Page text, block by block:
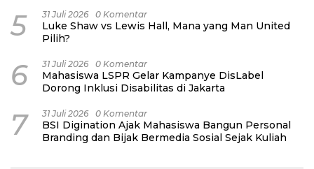
5 31 Juli 2026 0 Komentar
Luke Shaw vs Lewis Hall, Mana yang Man United
Pilih?
6 31 Juli 2026 0 Komentar
Mahasiswa LSPR Gelar Kampanye DisLabel
Dorong Inklusi Disabilitas di Jakarta
7 31 Juli 2026 0 Komentar
BSI Digination Ajak Mahasiswa Bangun Personal
Branding dan Bijak Bermedia Sosial Sejak Kuliah